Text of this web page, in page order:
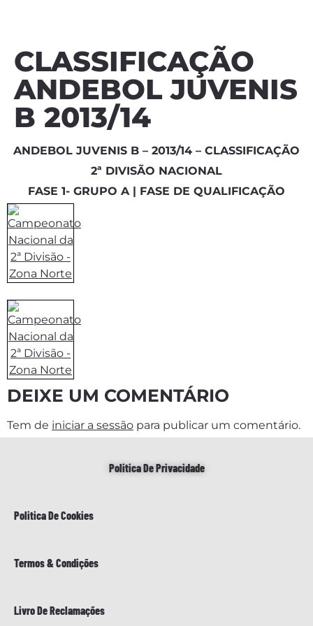
CLASSIFICAÇÃO
ANDEBOL JUVENIS
B 2013/14
ANDEBOL JUVENIS B – 2013/14 – CLASSIFICAÇÃO
2ª DIVISÃO NACIONAL
FASE 1- GRUPO A | FASE DE QUALIFICAÇÃO
DEIXE UM COMENTÁRIO
Tem de iniciar a sessão para publicar um comentário.
Politica De Privacidade
Politica De Cookies
Termos & Condições
Livro De Reclamações